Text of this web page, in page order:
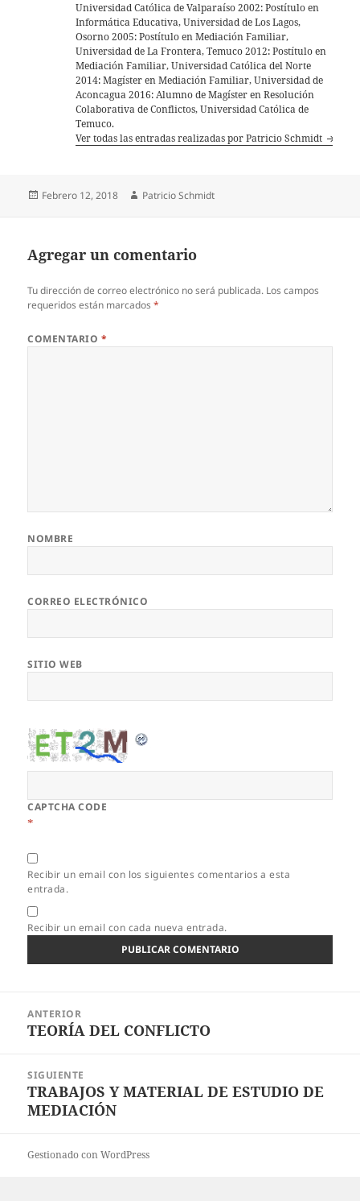
Universidad Católica de Valparaíso 2002: Postítulo en
Informática Educativa, Universidad de Los Lagos,
Osorno 2005: Postítulo en Mediación Familiar,
Universidad de La Frontera, Temuco 2012: Postítulo en
Mediación Familiar, Universidad Católica del Norte
2014: Magíster en Mediación Familiar, Universidad de
Aconcagua 2016: Alumno de Magíster en Resolución
Colaborativa de Conflictos, Universidad Católica de
Temuco.
Ver todas las entradas realizadas por Patricio Schmidt
Publicado
Febrero 12, 2018 Autor
Patricio Schmidt
Agregar un comentario
Tu dirección de correo electrónico no será publicada. Los campos
requeridos están marcados*
COMENTARIO *
NOMBRE
CORREO ELECTRÓNICO
SITIO WEB
CAPTCHA CODE
*
Recibir un email con los siguientes comentarios a esta
entrada.
Recibir un email con cada nueva entrada.
entradas
ANTERIOR
Entrada
TEORÍA DEL CONFLICTO
SIGUIENTE
Entrada
siguiente:
TRABAJOS Y MATERIAL DE ESTUDIO DE
MEDIACIÓN
Gestionado con WordPress